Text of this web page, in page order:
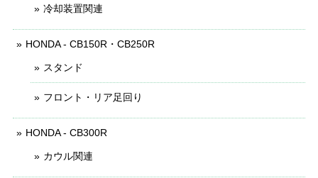
冷却装置関連
HONDA - CB150R・CB250R
スタンド
フロント・リア足回り
HONDA - CB300R
カウル関連